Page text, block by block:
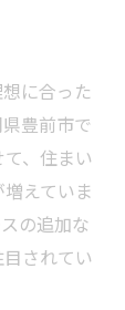
に合った
豊前市で
、住まい
えていま
の追加な
されてい